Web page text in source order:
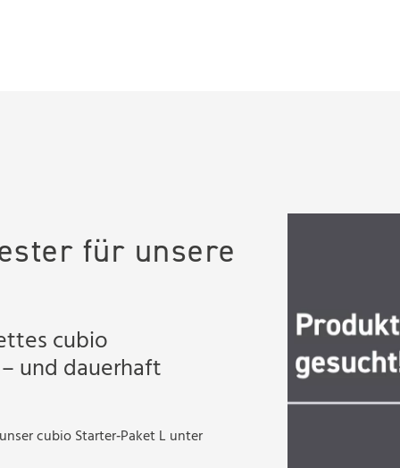
für unsere
cubio
und dauerhaft
cubio Starter‑Paket L unter